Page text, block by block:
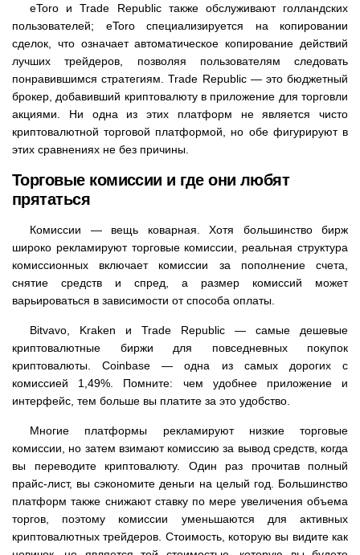
eToro и Trade Republic также обслуживают голландских
пользователей; eToro специализируется на копировании
сделок, что означает автоматическое копирование действий
лучших трейдеров, позволяя пользователям следовать
понравившимся стратегиям. Trade Republic — это бюджетный
брокер, добавивший криптовалюту в приложение для торговли
акциями. Ни одна из этих платформ не является чисто
криптовалютной торговой платформой, но обе фигурируют в
этих сравнениях не без причины.
Торговые комиссии и где они любят
прятаться
Комиссии — вещь коварная. Хотя большинство бирж
широко рекламируют торговые комиссии, реальная структура
комиссионных включает комиссии за пополнение счета,
снятие средств и спред, а размер комиссий может
варьироваться в зависимости от способа оплаты.
Bitvavo, Kraken и Trade Republic — самые дешевые
криптовалютные биржи для повседневных покупок
криптовалюты. Coinbase — одна из самых дорогих с
комиссией 1,49%. Помните: чем удобнее приложение и
интерфейс, тем больше вы платите за это удобство.
Многие платформы рекламируют низкие торговые
комиссии, но затем взимают комиссию за вывод средств, когда
вы переводите криптовалюту. Один раз прочитав полный
прайс-лист, вы сэкономите деньги на целый год. Большинство
платформ также снижают ставку по мере увеличения объема
торгов, поэтому комиссии уменьшаются для активных
криптовалютных трейдеров. Стоимость, которую вы видите как